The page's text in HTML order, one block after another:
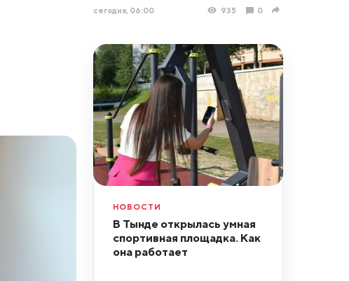
сегодня, 06:00 935 0
НОВОСТИ
В Тынде открылась умная
спортивная площадка. Как
она работает